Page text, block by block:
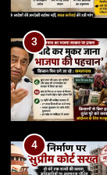
4
5